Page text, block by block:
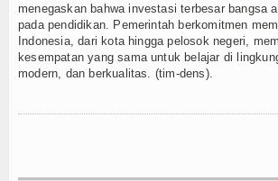
menegaskan bahwa investasi terbesar bangsa
pada pendidikan. Pemerintah berkomitmen
Indonesia, dari kota hingga pelosok negeri,
kesempatan yang sama untuk belajar di
modern, dan berkualitas. (tim-dens).